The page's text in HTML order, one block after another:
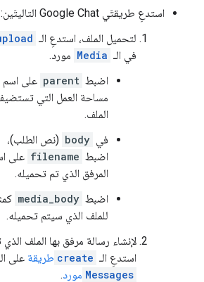
استدعِ طريقتَي Google Chat التاليتَين:
لتحميل الملف، استدعِ الـ
في الـ Media مورد.
اضبط parent على اسم
مساحة العمل التي
الملف.
في body (نص الطلب)،
اضبط filename على
المرفق الذي تم تحميله.
اضبط media_body
للملف الذي سيتم تحميله.
لإنشاء رسالة مرفق بها الملف
استدعِ الـ create طريقة على
Messages مورد.